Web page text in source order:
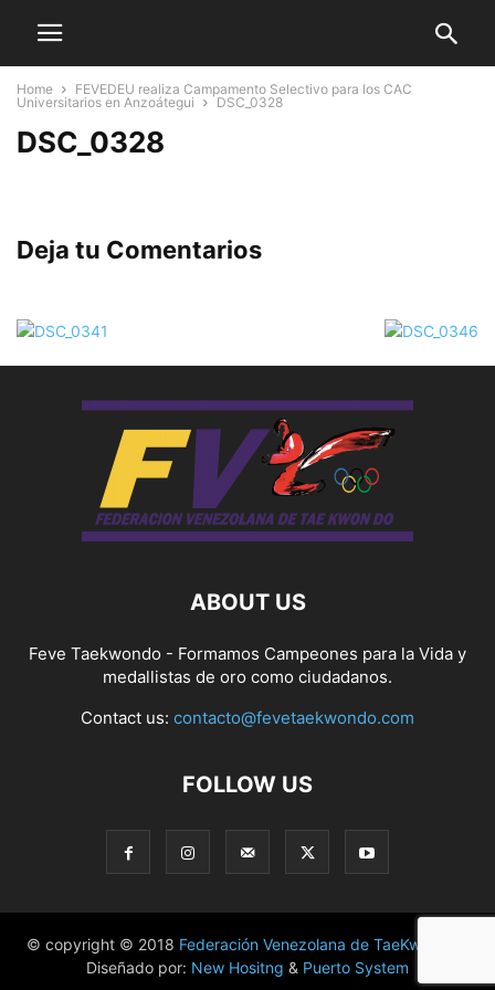
Home
FEVEDEU realiza Campamento Selectivo para los CAC
Universitarios en Anzoátegui
DSC_0328
DSC_0328
Deja tu Comentarios
ABOUT US
Feve Taekwondo - Formamos Campeones para la Vida y
medallistas de oro como ciudadanos.
Contact us: contacto@fevetaekwondo.com
FOLLOW US
© copyright © 2018 Federación Venezolana de TaeKwonDo
Diseñado por: New Hositng & Puerto System